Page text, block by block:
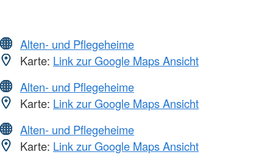
Alten- und Pflegeheime
Karte: Link zur Google Maps Ansicht
Alten- und Pflegeheime
Karte: Link zur Google Maps Ansicht
Alten- und Pflegeheime
Karte: Link zur Google Maps Ansicht